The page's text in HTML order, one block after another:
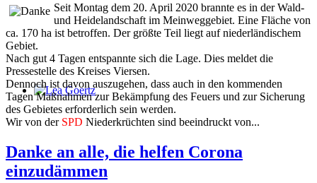
Lea Goertz
Seit Montag dem 20. April 2020 brannte es in der Wald-
und Heidelandschaft im Meinweggebiet. Eine Fläche von
ca. 170 ha ist betroffen. Der größte Teil liegt auf niederländischem
Gebiet.
Nach gut 4 Tagen entspannte sich die Lage. Dies meldet die
Pressestelle des Kreises Viersen.
Dennoch ist davon auszugehen, dass auch in den kommenden
Tagen Maßnahmen zur Bekämpfung des Feuers und zur Sicherung
des Gebietes erforderlich sein werden.
Wir von der SPD Niederkrüchten sind beeindruckt von...
Danke an alle, die helfen Corona
einzudämmen